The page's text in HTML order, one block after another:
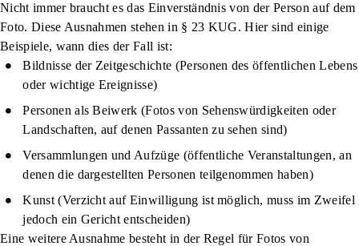
Nicht immer braucht es das Einverständnis von der Person auf dem
Foto. Diese Ausnahmen stehen in § 23 KUG. Hier sind einige
Beispiele, wann dies der Fall ist:
Bildnisse der Zeitgeschichte (Personen des öffentlichen Lebens
oder wichtige Ereignisse)
Personen als Beiwerk (Fotos von Sehenswürdigkeiten oder
Landschaften, auf denen Passanten zu sehen sind)
Versammlungen und Aufzüge (öffentliche Veranstaltungen, an
denen die dargestellten Personen teilgenommen haben)
Kunst (Verzicht auf Einwilligung ist möglich, muss im Zweifel
jedoch ein Gericht entscheiden)
Eine weitere Ausnahme besteht in der Regel für Fotos von